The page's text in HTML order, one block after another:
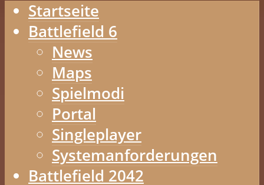
Startseite
Battlefield 6
News
Maps
Spielmodi
Portal
Singleplayer
Systemanforderungen
Battlefield 2042